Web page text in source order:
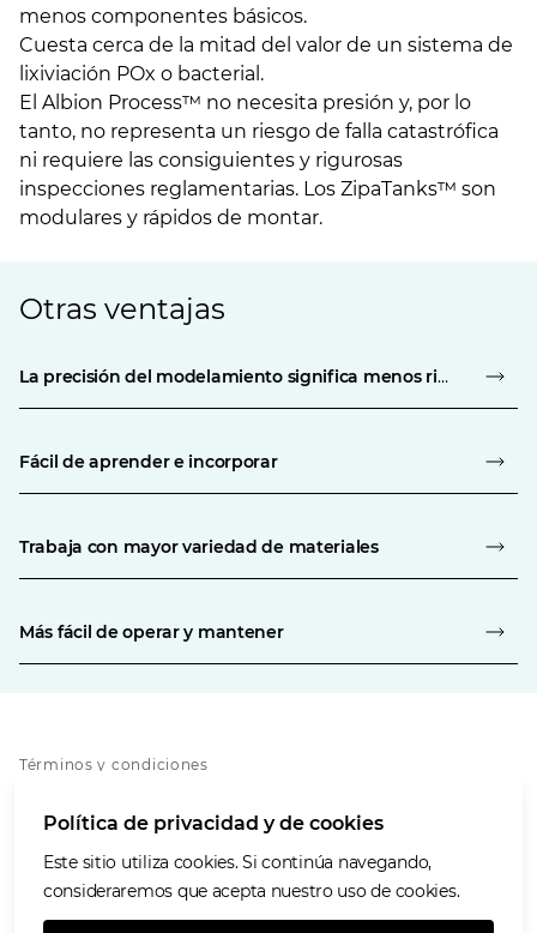
menos componentes básicos.
Cuesta cerca de la mitad del valor de un sistema de
lixiviación POx o bacterial.
El Albion Process™ no necesita presión y, por lo
tanto, no representa un riesgo de falla catastrófica
ni requiere las consiguientes y rigurosas
inspecciones reglamentarias. Los ZipaTanks™ son
modulares y rápidos de montar.
Otras ventajas
La precisión del modelamiento significa menos riesgos
Fácil de aprender e incorporar
Trabaja con mayor variedad de materiales
Más fácil de operar y mantener
Términos y condiciones
Política de cookies
Accesibilidad
Nuestros valores
Política de privacidad y de cookies
Este sitio utiliza cookies. Si continúa navegando,
consideraremos que acepta nuestro uso de cookies.